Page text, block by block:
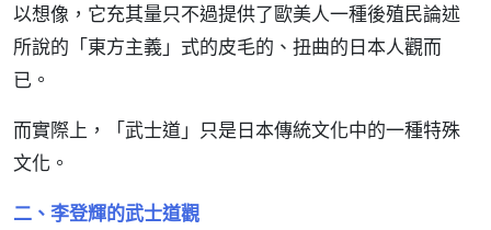
以想像，它充其量只不過提供了歐美人一種後殖民論述
所說的「東方主義」式的皮毛的、扭曲的日本人觀而
已。
而實際上，「武士道」只是日本傳統文化中的一種特殊
文化。
二、李登輝的武士道觀